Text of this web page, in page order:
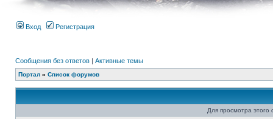
Вход Регистрация
Сообщения без ответов | Активные темы
Портал » Список форумов
Для просмотра